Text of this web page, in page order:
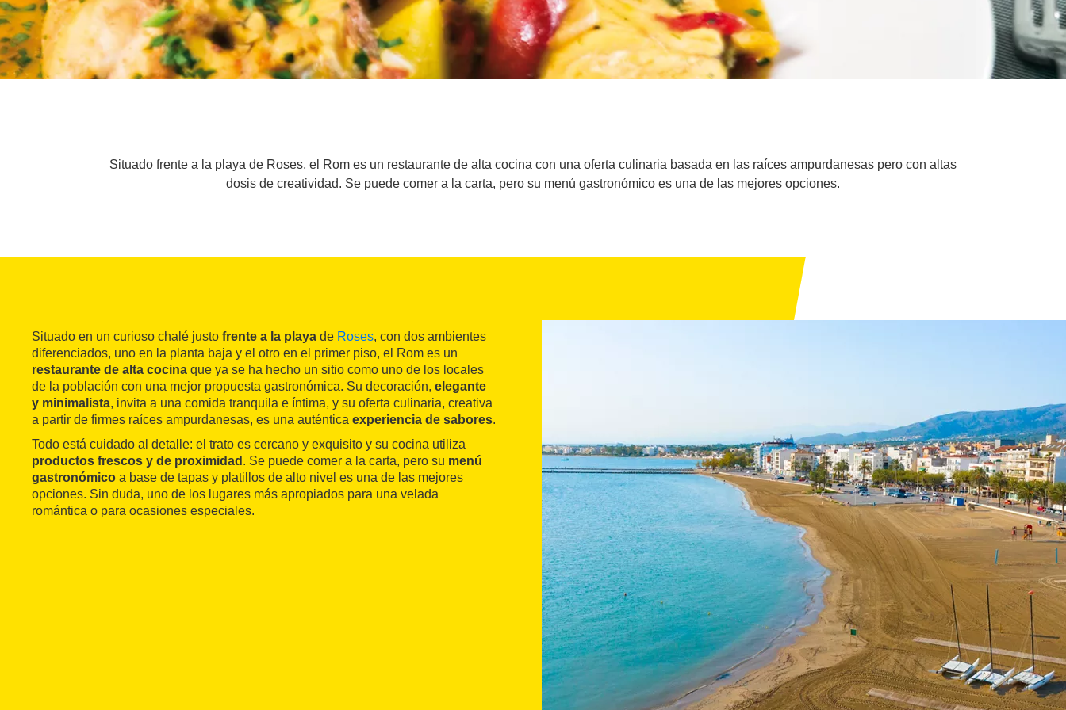
Situado frente a la playa de Roses, el Rom es un restaurante de alta cocina con una oferta culinaria basada en las raíces ampurdanesas pero con altas
dosis de creatividad. Se puede comer a la carta, pero su menú gastronómico es una de las mejores opciones.
Situado en un curioso chalé justo frente a la playa de Roses, con dos ambientes
diferenciados, uno en la planta baja y el otro en el primer piso, el Rom es un
restaurante de alta cocina que ya se ha hecho un sitio como uno de los locales
de la población con una mejor propuesta gastronómica. Su decoración, elegante
y minimalista, invita a una comida tranquila e íntima, y su oferta culinaria, creativa
a partir de firmes raíces ampurdanesas, es una auténtica experiencia de sabores.
Todo está cuidado al detalle: el trato es cercano y exquisito y su cocina utiliza
productos frescos y de proximidad . Se puede comer a la carta, pero su menú
gastronómico a base de tapas y platillos de alto nivel es una de las mejores
opciones. Sin duda, uno de los lugares más apropiados para una velada
romántica o para ocasiones especiales.